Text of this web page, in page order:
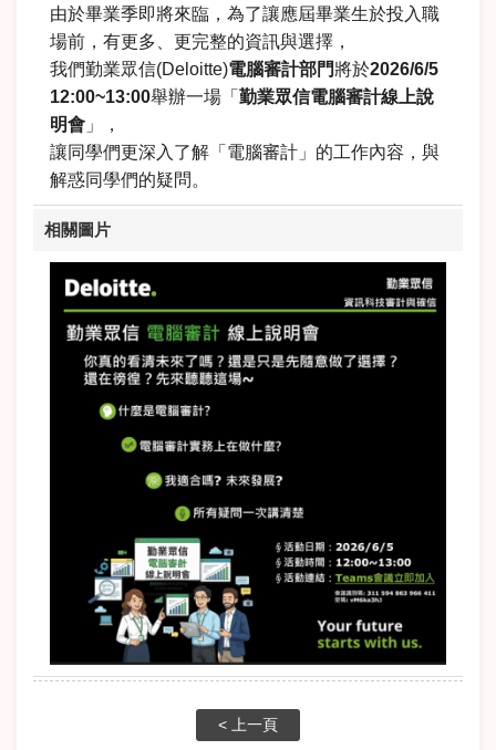
由於畢業季即將來臨，為了讓應屆畢業生於投入職
場前，有更多、更完整的資訊與選擇，
我們勤業眾信(Deloitte)電腦審計部門將於2026/6/5
12:00~13:00舉辦一場「 勤業眾信電腦審計線上說
明會 」，
讓同學們更深入了解「電腦審計」的工作內容，與
解惑同學們的疑問。
相關圖片
< 上一頁